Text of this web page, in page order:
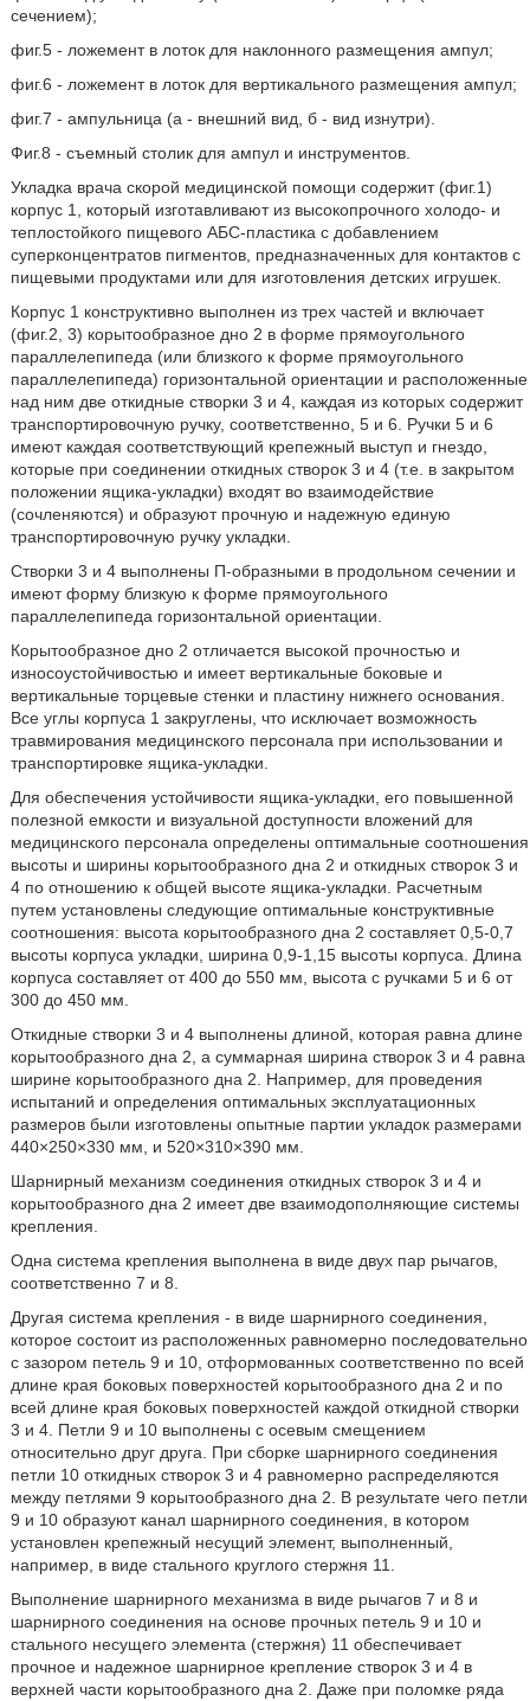
сечением);
фиг.5 - ложемент в лоток для наклонного размещения ампул;
фиг.6 - ложемент в лоток для вертикального размещения ампул;
фиг.7 - ампульница (а - внешний вид, б - вид изнутри).
Фиг.8 - съемный столик для ампул и инструментов.
Укладка врача скорой медицинской помощи содержит (фиг.1)
корпус 1, который изготавливают из высокопрочного холодо- и
теплостойкого пищевого АБС-пластика с добавлением
суперконцентратов пигментов, предназначенных для контактов с
пищевыми продуктами или для изготовления детских игрушек.
Корпус 1 конструктивно выполнен из трех частей и включает
(фиг.2, 3) корытообразное дно 2 в форме прямоугольного
параллелепипеда (или близкого к форме прямоугольного
параллелепипеда) горизонтальной ориентации и расположенные
над ним две откидные створки 3 и 4, каждая из которых содержит
транспортировочную ручку, соответственно, 5 и 6. Ручки 5 и 6
имеют каждая соответствующий крепежный выступ и гнездо,
которые при соединении откидных створок 3 и 4 (т.е. в закрытом
положении ящика-укладки) входят во взаимодействие
(сочленяются) и образуют прочную и надежную единую
транспортировочную ручку укладки.
Створки 3 и 4 выполнены П-образными в продольном сечении и
имеют форму близкую к форме прямоугольного
параллелепипеда горизонтальной ориентации.
Корытообразное дно 2 отличается высокой прочностью и
износоустойчивостью и имеет вертикальные боковые и
вертикальные торцевые стенки и пластину нижнего основания.
Все углы корпуса 1 закруглены, что исключает возможность
травмирования медицинского персонала при использовании и
транспортировке ящика-укладки.
Для обеспечения устойчивости ящика-укладки, его повышенной
полезной емкости и визуальной доступности вложений для
медицинского персонала определены оптимальные соотношения
высоты и ширины корытообразного дна 2 и откидных створок 3 и
4 по отношению к общей высоте ящика-укладки. Расчетным
путем установлены следующие оптимальные конструктивные
соотношения: высота корытообразного дна 2 составляет 0,5-0,7
высоты корпуса укладки, ширина 0,9-1,15 высоты корпуса. Длина
корпуса составляет от 400 до 550 мм, высота с ручками 5 и 6 от
300 до 450 мм.
Откидные створки 3 и 4 выполнены длиной, которая равна длине
корытообразного дна 2, а суммарная ширина створок 3 и 4 равна
ширине корытообразного дна 2. Например, для проведения
испытаний и определения оптимальных эксплуатационных
размеров были изготовлены опытные партии укладок размерами
440×250×330 мм, и 520×310×390 мм.
Шарнирный механизм соединения откидных створок 3 и 4 и
корытообразного дна 2 имеет две взаимодополняющие системы
крепления.
Одна система крепления выполнена в виде двух пар рычагов,
соответственно 7 и 8.
Другая система крепления - в виде шарнирного соединения,
которое состоит из расположенных равномерно последовательно
с зазором петель 9 и 10, отформованных соответственно по всей
длине края боковых поверхностей корытообразного дна 2 и по
всей длине края боковых поверхностей каждой откидной створки
3 и 4. Петли 9 и 10 выполнены с осевым смещением
относительно друг друга. При сборке шарнирного соединения
петли 10 откидных створок 3 и 4 равномерно распределяются
между петлями 9 корытообразного дна 2. В результате чего петли
9 и 10 образуют канал шарнирного соединения, в котором
установлен крепежный несущий элемент, выполненный,
например, в виде стального круглого стержня 11.
Выполнение шарнирного механизма в виде рычагов 7 и 8 и
шарнирного соединения на основе прочных петель 9 и 10 и
стального несущего элемента (стержня) 11 обеспечивает
прочное и надежное шарнирное крепление створок 3 и 4 в
верхней части корытообразного дна 2. Даже при поломке ряда